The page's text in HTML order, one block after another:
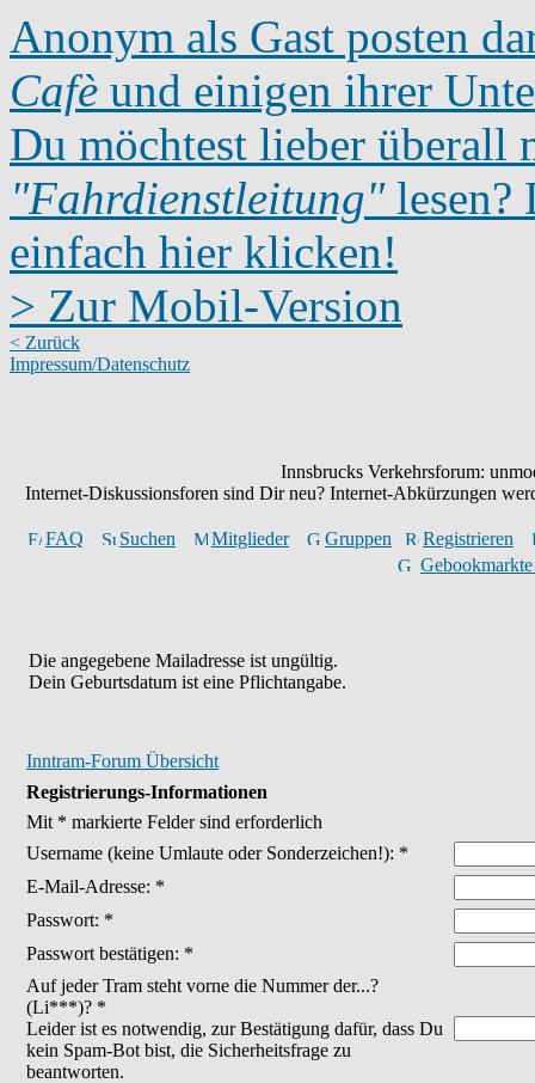
Anonym als Gast posten
Cafè und einigen ihrer
Du möchtest lieber überall
"Fahrdienstleitung"lesen?
einfach hier klicken!
> Zur Mobil-Version
< Zurück
Impressum/Datenschutz
Innsbrucks Verkehrsforum:
Internet-Diskussionsforen sind Dir neu? Internet-Abkürzungen
FAQ Suchen Mitglieder Gruppen
Registrieren
Die angegebene Mailadresse ist ungültig.
Dein Geburtsdatum ist eine Pflichtangabe.
Inntram-Forum Übersicht
Registrierungs-Informationen
Mit * markierte Felder sind erforderlich
Username (keine Umlaute oder Sonderzeichen!): *
E-Mail-Adresse: *
Passwort: *
Passwort bestätigen: *
Auf jeder Tram steht vorne die Nummer der...?
(Li***)? *
Leider ist es notwendig, zur Bestätigung dafür, dass Du
kein Spam-Bot bist, die Sicherheitsfrage zu
beantworten.